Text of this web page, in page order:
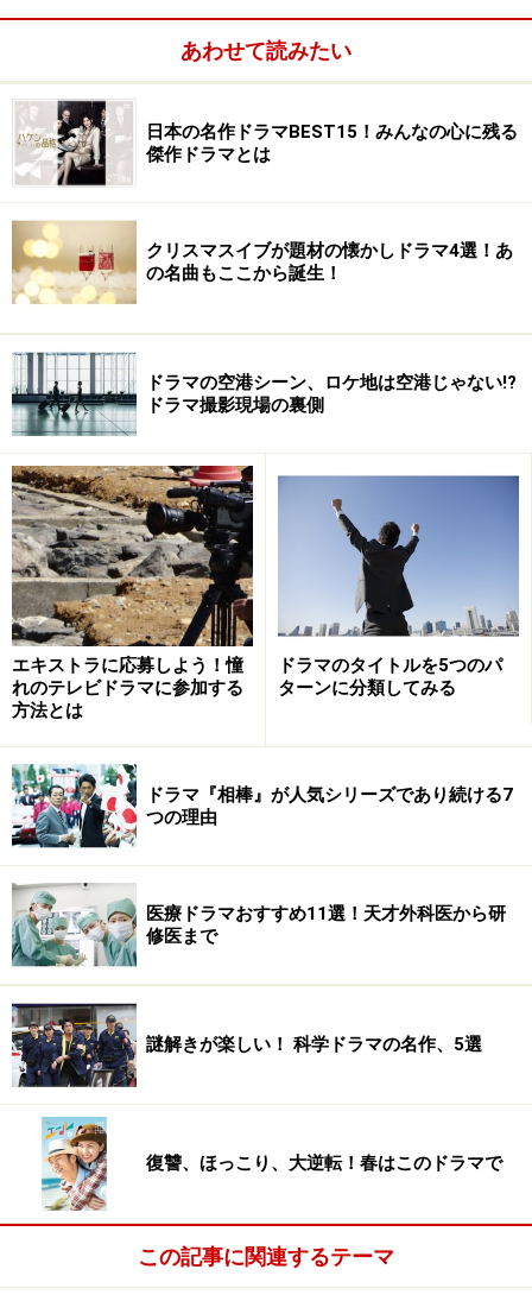
公式サイト：http://www.fujitv.co.jp/kiranatsuko/index.html
その『家政婦のミタ』の松嶋菜々子は『営業部長 吉良奈
津子』に主演。広告代理店の売れっ子クリエイティブデ
ィレクターだったヒロインは40手前で結婚、出産・育休
を経て3年ぶりに職場復帰。ただしクリエイティブでは
なく営業部長として。産後復帰した女性の奮闘を描くと
いうことですが、舞台が広告代理店というのがフジっぽ
い。女性の共感がえられるかどうかがポイントでしょ
う。ちなみに部下役としてDAIGOが出演。
はじめまして、愛しています。
■テレビ朝日系 木曜21時 7月14日スタート
公式サイト：http://www.tv-asahi.co.jp/hajimemashite/
『家政婦のミタ』に『女王の教室』の脚本を書いた遊川
和彦は(お仕事ものではないけど)『はじめまして、愛し
ています。』を担当。子どものいない夫婦(尾野真千子・
江口洋介)が虐待され捨てられた5才の男の子を養子にし
て家族になる6ヶ月間を描きます。2014年に結婚した遊
川和彦、2015年は『○○妻』『偽装の夫婦』と夫婦関係を
テーマにしましたが今回は特別養子縁組。すでに放送中
のフジ系オトナの土ドラ『朝が来る』も扱う注目テーマ
です。
あわせて読みたい
日本の名作ドラマBEST15！みんなの心に残る
傑作ドラマとは
クリスマスイブが題材の懐かしドラマ4選！あ
の名曲もここから誕生！
ドラマの空港シーン、ロケ地は空港じゃない!?
ドラマ撮影現場の裏側
エキストラに応募しよう！憧
れのテレビドラマに参加する
方法とは
ドラマのタイトルを5つのパ
ターンに分類してみる
ドラマ『相棒』が人気シリーズであり続ける7
つの理由
医療ドラマおすすめ11選！天才外科医から研
修医まで
謎解きが楽しい！ 科学ドラマの名作、5選
復讐、ほっこり、大逆転！春はこのドラマで
この記事に関連するテーマ